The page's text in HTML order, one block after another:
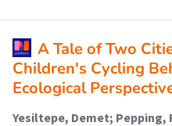
A Tale of Two
Children's Cycling
Ecological